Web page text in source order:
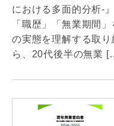
における多面的分析-
「職歴」「無業期間
の実態を理解する取
ら、20代後半の無業